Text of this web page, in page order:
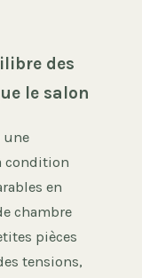
des
le salon
une
condition
en
chambre
pièces
tensions,